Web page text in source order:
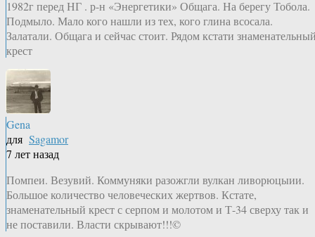
1982г перед НГ . р-н «Энергетики» Общага. На берегу Тобола.
Подмыло. Мало кого нашли из тех, кого глина всосала.
Залатали. Общага и сейчас стоит. Рядом кстати
крест
Gena
для Sagamor
7 лет назад
Помпеи. Везувий. Коммуняки разожгли вулкан ливорюцыии.
Большое количество человеческих жертвов. Кстате,
знаменательный крест с серпом и молотом и Т-34 сверху так и
не поставили. Власти скрывают!!!©